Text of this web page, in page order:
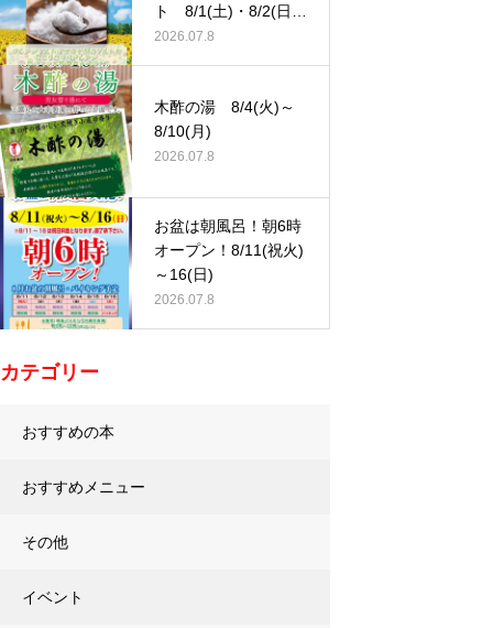
ト 8/1(土)・8/2(日)
…
2026.07.8
木酢の湯 8/4(火)～
8/10(月)
2026.07.8
お盆は朝風呂！朝6時
オープン！8/11(祝火)
～16(日)
2026.07.8
カテゴリー
おすすめの本
おすすめメニュー
その他
イベント